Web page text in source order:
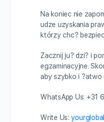
Na koniec nie
udze uzyskania
którzy chc?
Zacznij ju? dzi? i
egzaminacyjne.
aby szybko i ?atwo
WhatsApp Us: +31
Write Us: